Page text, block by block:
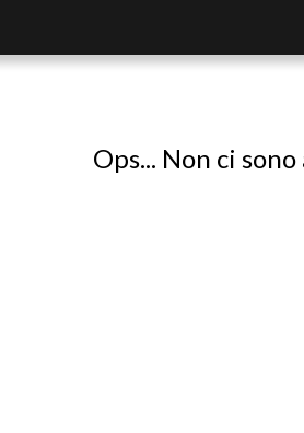
Ops... Non ci